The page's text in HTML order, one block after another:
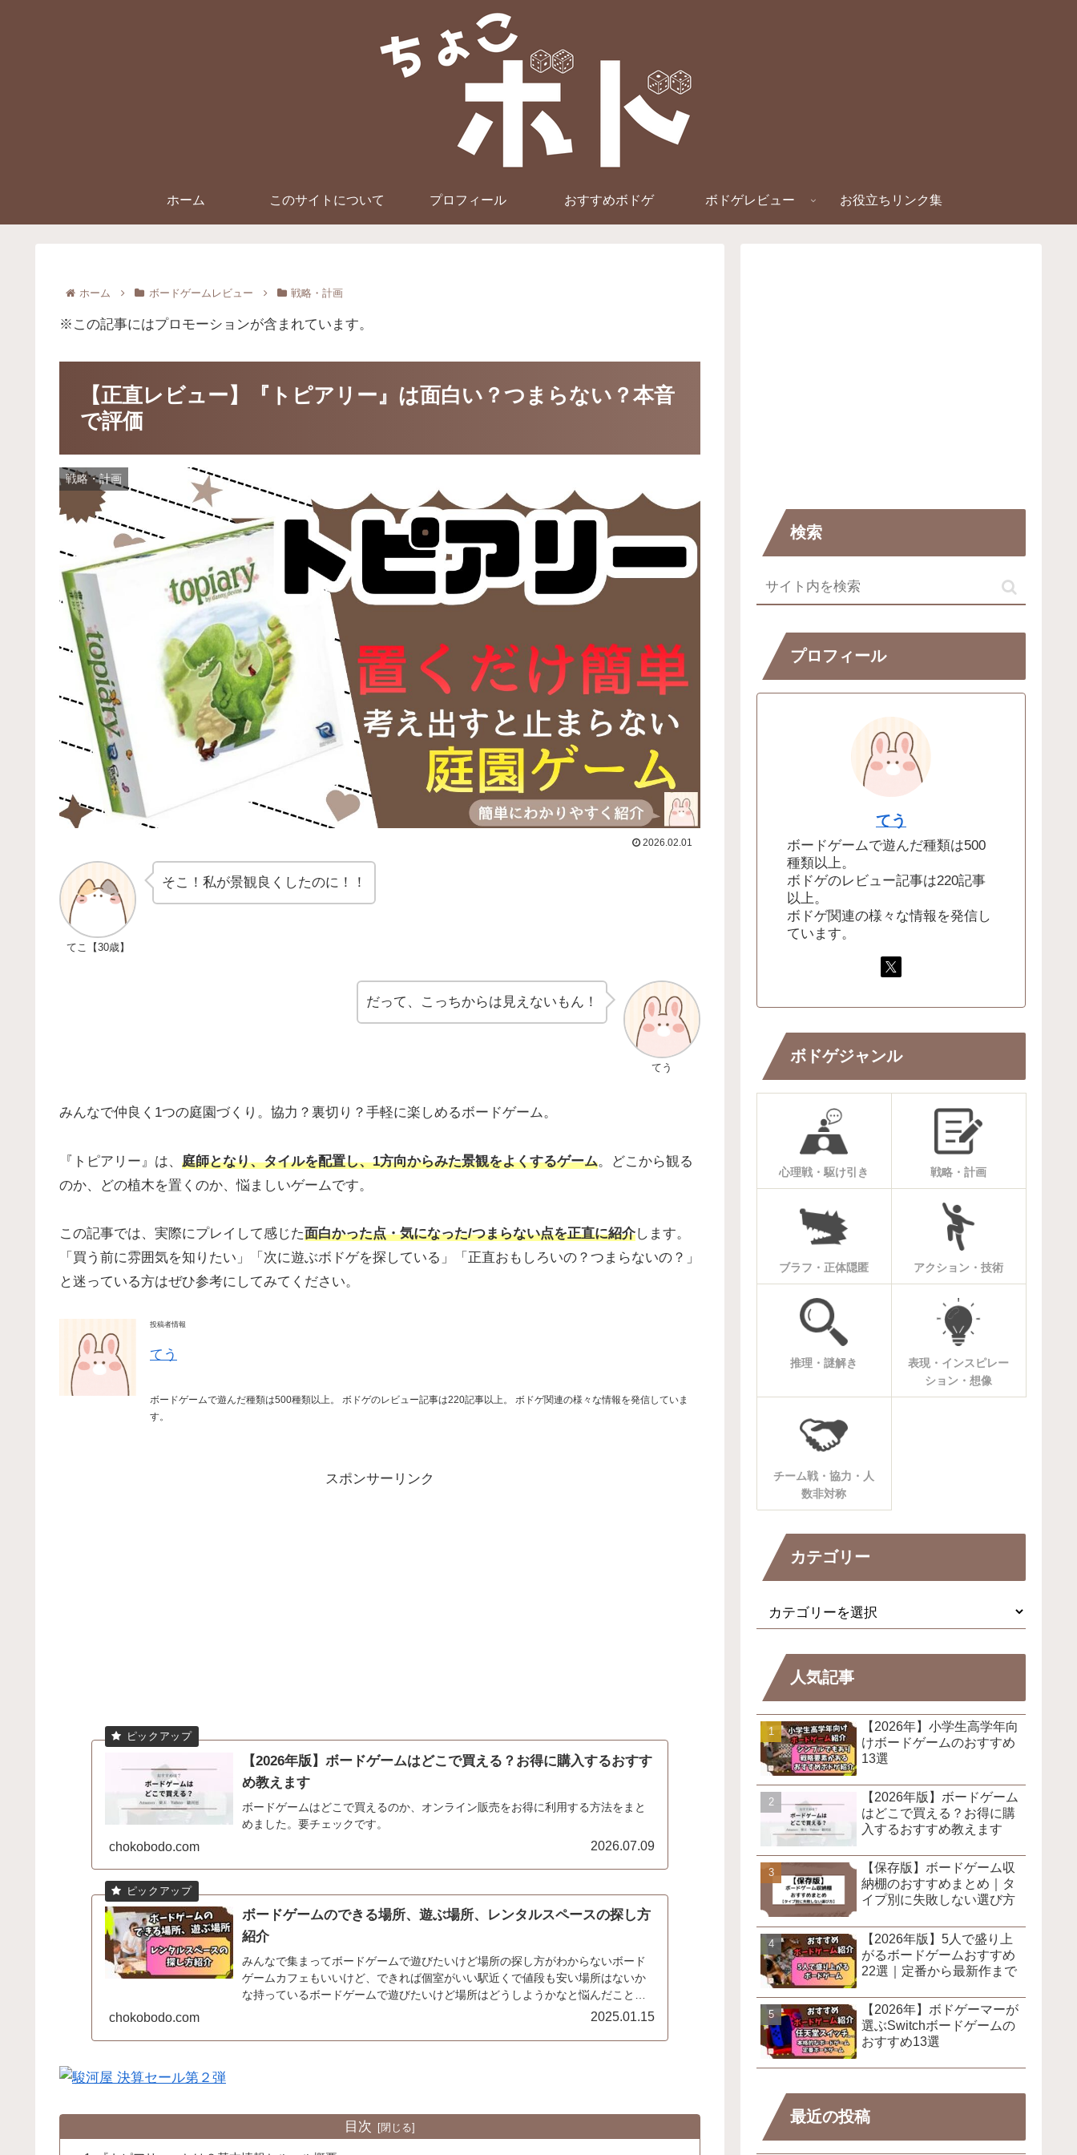
ホーム このサイトについて プロフィール おすすめボドゲ ボドゲレビュー お役立ちリンク集
ホーム ボードゲームレビュー 戦略・計画
※この記事にはプロモーションが含まれています。
【正直レビュー】『トピアリー』は面白い？つまらない？本音
で評価
戦略・計画
2026.02.01
てこ【30歳】
そこ！私が景観良くしたのに！！
てう
だって、こっちからは見えないもん！
みんなで仲良く1つの庭園づくり。協力？裏切り？手軽に楽しめるボードゲーム。
『トピアリー』は、 庭師となり、タイルを配置し、1方向からみた景観をよくするゲーム。どこから観る
のか、どの植木を置くのか、悩ましいゲームです。
この記事では、実際にプレイして感じた面白かった点・気になった/つまらない点を正直に紹介します。
「買う前に雰囲気を知りたい」「次に遊ぶボドゲを探している」「正直おもしろいの？つまらないの？」
と迷っている方はぜひ参考にしてみてください。
投稿者情報
てう
ボードゲームで遊んだ種類は500種類以上。 ボドゲのレビュー記事は220記事以上。 ボドゲ関連の様々な情報を発信していま
す。
スポンサーリンク
【2026年版】ボードゲームはどこで買える？お得に購入するおすす
め教えます
ボードゲームはどこで買えるのか、オンライン販売をお得に利用する方法をまと
めました。要チェックです。
chokobodo.com 2026.07.09
ボードゲームのできる場所、遊ぶ場所、レンタルスペースの探し方
紹介
みんなで集まってボードゲームで遊びたいけど場所の探し方がわからないボード
ゲームカフェもいいけど、できれば個室がいい駅近くで値段も安い場所はないか
な持っているボードゲームで遊びたいけど場所はどうしようかなと悩んだことは
chokobodo.com 2025.01.15
目次
検索
プロフィール
てう
ボードゲームで遊んだ種類は500
種類以上。
ボドゲのレビュー記事は220記事
以上。
ボドゲ関連の様々な情報を発信し
ています。
ボドゲジャンル
心理戦・駆け引き 戦略・計画
ブラフ・正体隠匿 アクション・技術
推理・謎解き
表現・インスピレー
ション・想像
チーム戦・協力・人
数非対称
カテゴリー
人気記事
【2026年】小学生高学年向
けボードゲームのおすすめ
13選
【2026年版】ボードゲーム
はどこで買える？お得に購
入するおすすめ教えます
【保存版】ボードゲーム収
納棚のおすすめまとめ｜タ
イプ別に失敗しない選び方
【2026年版】5人で盛り上
がるボードゲームおすすめ
22選｜定番から最新作まで
【2026年】ボドゲーマーが
選ぶSwitchボードゲームの
おすすめ13選
最近の投稿